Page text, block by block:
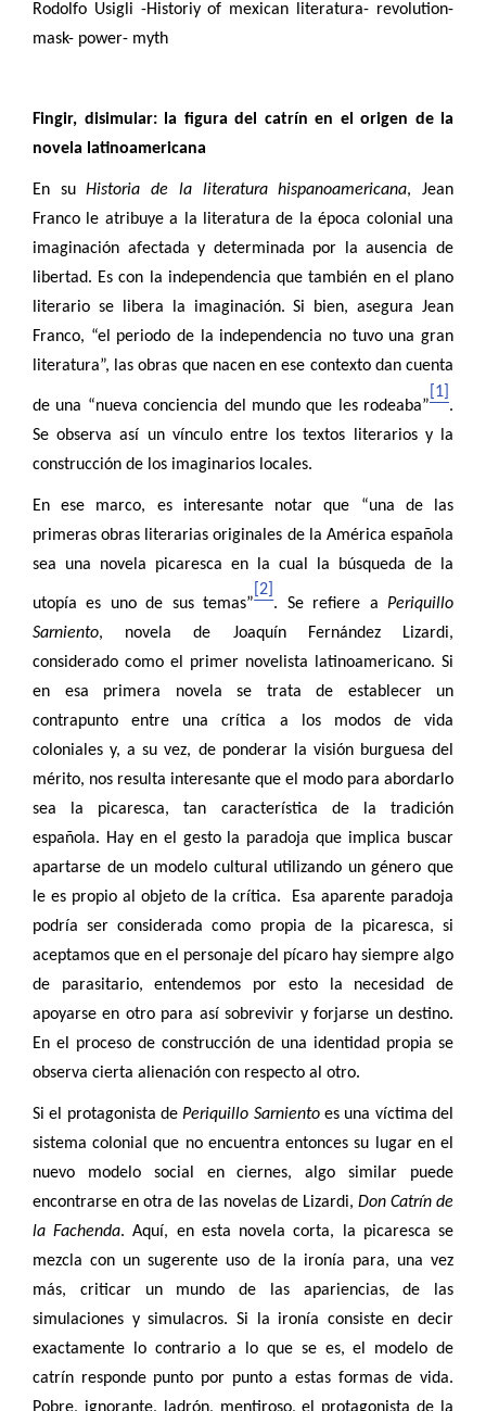
Rodolfo Usigli -Historiy of mexican literatura- revolution-
mask- power- myth
Fingir, disimular: la figura del catrín en el origen de la
novela latinoamericana
En suHistoria de la literatura hispanoamericana, Jean
Franco le atribuye a la literatura de la época colonial una
imaginación afectada y determinada por la ausencia de
libertad. Es con la independencia que también en el plano
literario se libera la imaginación. Si bien, asegura Jean
Franco, “el periodo de la independencia no tuvo una gran
literatura”, las obras que nacen en ese contexto dan cuenta
de una “nueva conciencia del mundo que les rodeaba”
[1]
.
Se observa así un vínculo entre los textos literarios y la
construcción de los imaginarios locales.
En ese marco, es interesante notar que “una de las
primeras obras literarias originales de la América española
sea una novela picaresca en la cual la búsqueda de la
utopía es uno de sus temas”
[2]
. Se refiere aPeriquillo
Sarniento, novela de Joaquín Fernández Lizardi,
considerado como el primer novelista latinoamericano. Si
en esa primera novela se trata de establecer un
contrapunto entre una crítica a los modos de vida
coloniales y, a su vez, de ponderar la visión burguesa del
mérito, nos resulta interesante que el modo para abordarlo
sea la picaresca, tan característica de la tradición
española. Hay en el gesto la paradoja que implica buscar
apartarse de un modelo cultural utilizando un género que
le es propio al objeto de la crítica. Esa aparente paradoja
podría ser considerada como propia de la picaresca, si
aceptamos que en el personaje del pícaro hay siempre algo
de parasitario, entendemos por esto la necesidad de
apoyarse en otro para así sobrevivir y forjarse un destino.
En el proceso de construcción de una identidad propia se
observa cierta alienación con respecto al otro.
Si el protagonista dePeriquillo Sarnientoes una víctima del
sistema colonial que no encuentra entonces su lugar en el
nuevo modelo social en ciernes, algo similar puede
encontrarse en otra de las novelas de Lizardi, Don Catrín de
la Fachenda. Aquí, en esta novela corta, la picaresca se
mezcla con un sugerente uso de la ironía para, una vez
más, criticar un mundo de las apariencias, de las
simulaciones y simulacros. Si la ironía consiste en decir
exactamente lo contrario a lo que se es, el modelo de
catrín responde punto por punto a estas formas de vida.